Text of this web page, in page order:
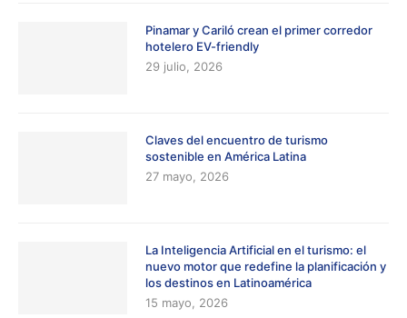
Pinamar y Cariló crean el primer corredor
hotelero EV-friendly
29 julio, 2026
Claves del encuentro de turismo
sostenible en América Latina
27 mayo, 2026
La Inteligencia Artificial en el turismo: el
nuevo motor que redefine la planificación y
los destinos en Latinoamérica
15 mayo, 2026